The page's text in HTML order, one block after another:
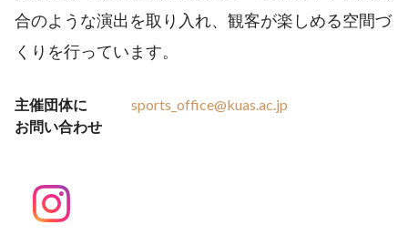
合のような演出を取り入れ、観客が楽しめる空間づ
くりを行っています。
主催団体に
お問い合わせ
sports_office@kuas.ac.jp